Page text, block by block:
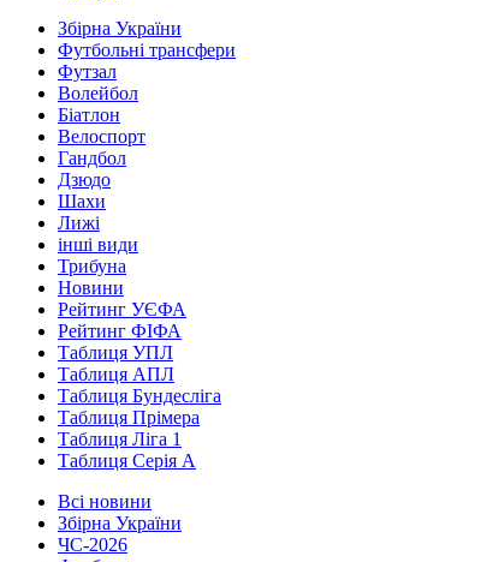
Збірна України
Футбольні трансфери
Футзал
Волейбол
Біатлон
Велоспорт
Гандбол
Дзюдо
Шахи
Лижі
інші види
Трибуна
Новини
Рейтинг УЄФА
Рейтинг ФІФА
Таблиця УПЛ
Таблиця АПЛ
Таблиця Бундесліга
Таблиця Прімера
Таблиця Ліга 1
Таблиця Серія А
Всі новини
Збірна України
ЧС-2026